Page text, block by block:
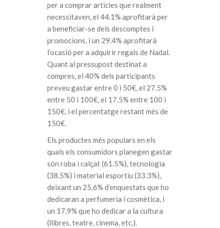
per a comprar articles que realment
necessitaven, el 44.1% aprofitarà per
a beneficiar-se dels descomptes i
promocions, i un 29.4% aprofitarà
l’ocasió per a adquirir regals de Nadal.
Quant al pressupost destinat a
compres, el 40% dels participants
preveu gastar entre 0 i 50€, el 27.5%
entre 50 i 100€, el 17.5% entre 100 i
150€, i el percentatge restant més de
150€.
Els productes més populars en els
quals els consumidors planegen gastar
són roba i calçat (61.5%), tecnologia
(38.5%) i material esportiu (33.3%),
deixant un 25.6% d’enquestats que ho
dedicaran a perfumeria i cosmètica, i
un 17.9% que ho dedicar a la cultura
(llibres, teatre, cinema, etc.).